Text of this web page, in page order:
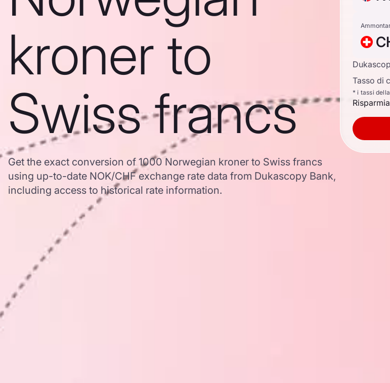
kroner to
Swiss francs
Get the exact conversion of 1000 Norwegian kroner to Swiss francs
using up-to-date NOK/CHF exchange rate data from Dukascopy Bank,
including access to historical rate information.
Tasso di
* i tassi